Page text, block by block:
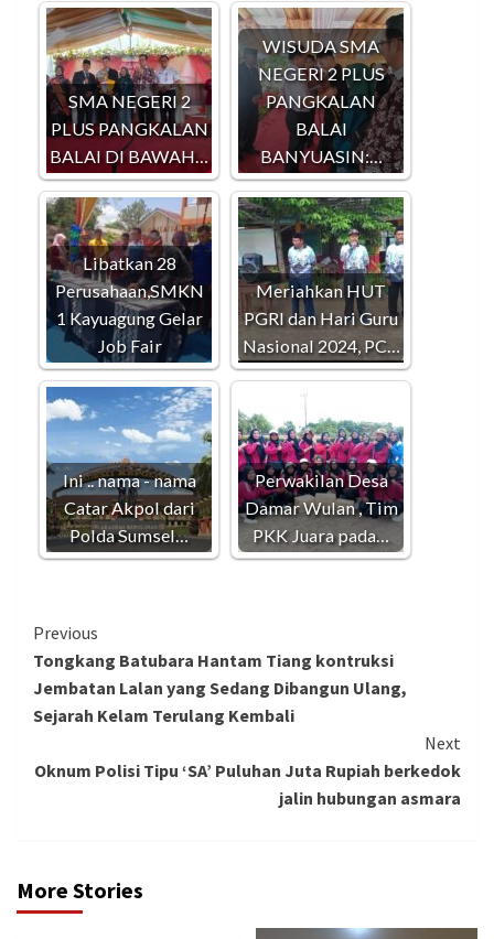
SMA NEGERI 2
PLUS PANGKALAN
BALAI DI BAWAH…
WISUDA SMA
NEGERI 2 PLUS
PANGKALAN
BALAI
BANYUASIN:…
Libatkan 28
Perusahaan,SMKN
1 Kayuagung Gelar
Job Fair
Meriahkan HUT
PGRI dan Hari Guru
Nasional 2024, PC…
Ini .. nama - nama
Catar Akpol dari
Polda Sumsel…
Perwakilan Desa
Damar Wulan , Tim
PKK Juara pada…
Continue
Reading
Previous
Tongkang Batubara Hantam Tiang kontruksi
Jembatan Lalan yang Sedang Dibangun Ulang,
Sejarah Kelam Terulang Kembali
Next
Oknum Polisi Tipu ‘SA’ Puluhan Juta Rupiah berkedok
jalin hubungan asmara
More Stories